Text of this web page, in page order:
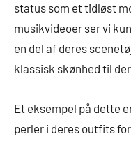
status som et tidløst
musikvideoer ser vi
en del af deres
klassisk skønhed til
Et eksempel på dette
perler i deres outfits